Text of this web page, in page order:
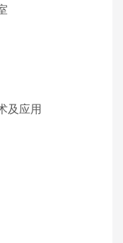
及应用